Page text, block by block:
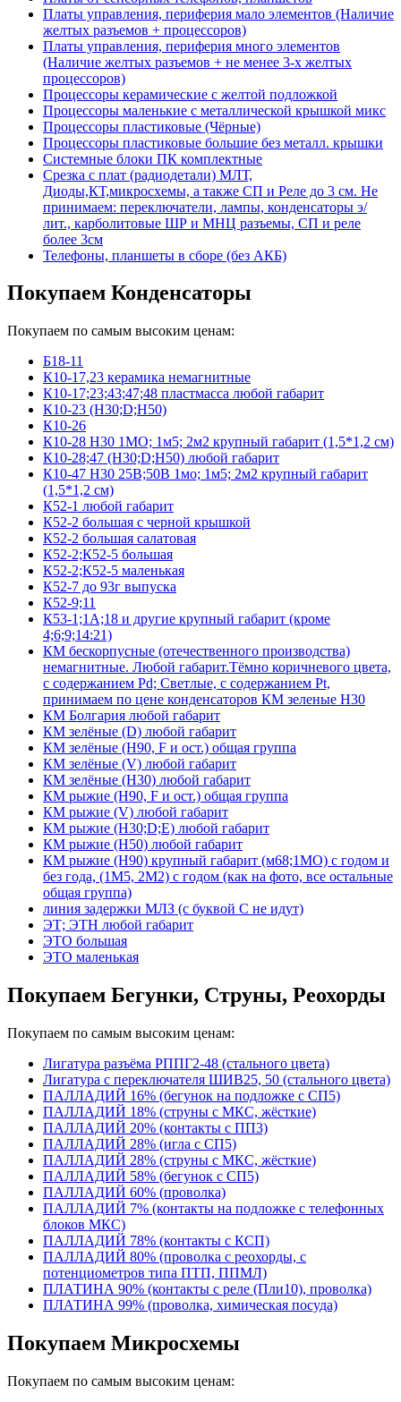
Платы управления, периферия мало элементов (Наличие
желтых разъемов + процессоров)
Платы управления, периферия много элементов
(Наличие желтых разъемов + не менее 3-х желтых
процессоров)
Процессоры керамические с желтой подложкой
Процессоры маленькие с металлической крышкой микс
Процессоры пластиковые (Чёрные)
Процессоры пластиковые большие без металл. крышки
Системные блоки ПК комплектные
Срезка с плат (радиодетали) МЛТ,
Диоды,КТ,микросхемы, а также СП и Реле до 3 см. Не
принимаем: переключатели, лампы, конденсаторы э/
лит., карболитовые ШР и МНЦ разъемы, СП и реле
более 3см
Телефоны, планшеты в сборе (без АКБ)
Покупаем Конденсаторы
Покупаем по самым высоким ценам:
Б18-11
К10-17,23 керамика немагнитные
К10-17;23;43;47;48 пластмасса любой габарит
К10-23 (Н30;D;Н50)
К10-26
К10-28 Н30 1МО; 1м5; 2м2 крупный габарит (1,5*1,2 см)
К10-28;47 (Н30;D;Н50) любой габарит
К10-47 Н30 25В;50В 1мо; 1м5; 2м2 крупный габарит
(1,5*1,2 см)
К52-1 любой габарит
К52-2 большая с черной крышкой
К52-2 большая салатовая
К52-2;К52-5 большая
К52-2;К52-5 маленькая
К52-7 до 93г выпуска
К52-9;11
К53-1;1А;18 и другие крупный габарит (кроме
4;6;9;14:21)
КМ бескорпусные (отечественного производства)
немагнитные. Любой габарит.Тёмно коричневого цвета,
с содержанием Pd; Светлые, с содержанием Pt,
принимаем по цене конденсаторов КМ зеленые Н30
КМ Болгария любой габарит
КМ зелёные (D) любой габарит
КМ зелёные (H90, F и ост.) общая группа
КМ зелёные (V) любой габарит
КМ зелёные (Н30) любой габарит
КМ рыжие (H90, F и ост.) общая группа
КМ рыжие (V) любой габарит
КМ рыжие (Н30;D;E) любой габарит
КМ рыжие (Н50) любой габарит
КМ рыжие (Н90) крупный габарит (м68;1МО) с годом и
без года, (1М5, 2М2) с годом (как на фото, все остальные
общая группа)
линия задержки МЛЗ (с буквой С не идут)
ЭТ; ЭТН любой габарит
ЭТО большая
ЭТО маленькая
Покупаем Бегунки, Струны, Реохорды
Покупаем по самым высоким ценам:
Лигатура разъёма РППГ2-48 (стального цвета)
Лигатура с переключателя ШИВ25, 50 (стального цвета)
ПАЛЛАДИЙ 16% (бегунок на подложке с СП5)
ПАЛЛАДИЙ 18% (струны с МКС, жёсткие)
ПАЛЛАДИЙ 20% (контакты с ПП3)
ПАЛЛАДИЙ 28% (игла с СП5)
ПАЛЛАДИЙ 28% (струны с МКС, жёсткие)
ПАЛЛАДИЙ 58% (бегунок с СП5)
ПАЛЛАДИЙ 60% (проволка)
ПАЛЛАДИЙ 7% (контакты на подложке с телефонных
блоков МКС)
ПАЛЛАДИЙ 78% (контакты с КСП)
ПАЛЛАДИЙ 80% (проволка с реохорды, с
потенциометров типа ПТП, ППМЛ)
ПЛАТИНА 90% (контакты с реле (Пли10), проволка)
ПЛАТИНА 99% (проволка, химическая посуда)
Покупаем Микросхемы
Покупаем по самым высоким ценам: